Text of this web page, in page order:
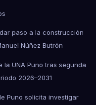
paso a la construcción
Núñez Butrón
la UNA Puno tras segunda
2026–2031
Puno solicita investigar